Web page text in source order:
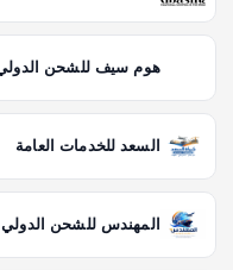
هوم سيف للشحن
السعد للخدمات العامة
المهندس للشحن الدولي